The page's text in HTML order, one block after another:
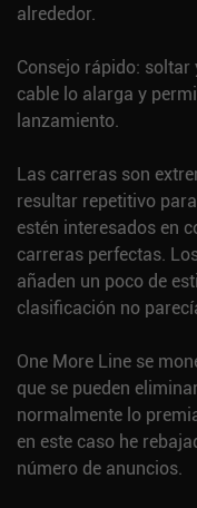
alrededor.
Consejo rápido:
cable lo alarga y
lanzamiento.
Las carreras son
resultar repetitivo
estén interesados en
carreras perfectas.
añaden un poco de
clasificación no
One More Line se
que se pueden
normalmente lo
en este caso he
número de anuncios.